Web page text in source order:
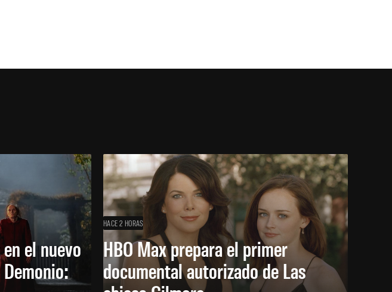
el nuevo
HACE 2 HORAS
HBO Max prepara el primer
documental autorizado de Las